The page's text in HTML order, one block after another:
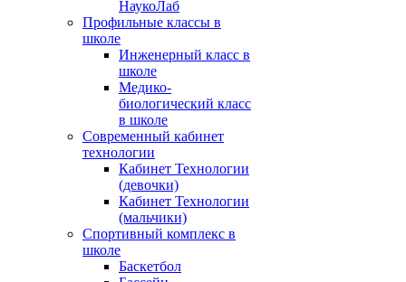
НаукоЛаб
Профильные классы в
школе
Инженерный класс в
школе
Медико-
биологический класс
в школе
Современный кабинет
технологии
Кабинет Технологии
(девочки)
Кабинет Технологии
(мальчики)
Спортивный комплекс в
школе
Баскетбол